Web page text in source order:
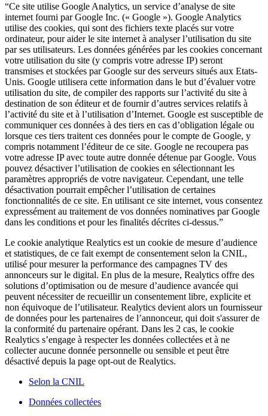
“Ce site utilise Google Analytics, un service d’analyse de site
internet fourni par Google Inc. (« Google »). Google Analytics
utilise des cookies, qui sont des fichiers texte placés sur votre
ordinateur, pour aider le site internet à analyser l’utilisation du site
par ses utilisateurs. Les données générées par les cookies concernant
votre utilisation du site (y compris votre adresse IP) seront
transmises et stockées par Google sur des serveurs situés aux Etats-
Unis. Google utilisera cette information dans le but d’évaluer votre
utilisation du site, de compiler des rapports sur l’activité du site à
destination de son éditeur et de fournir d’autres services relatifs à
l’activité du site et à l’utilisation d’Internet. Google est susceptible de
communiquer ces données à des tiers en cas d’obligation légale ou
lorsque ces tiers traitent ces données pour le compte de Google, y
compris notamment l’éditeur de ce site. Google ne recoupera pas
votre adresse IP avec toute autre donnée détenue par Google. Vous
pouvez désactiver l’utilisation de cookies en sélectionnant les
paramètres appropriés de votre navigateur. Cependant, une telle
désactivation pourrait empêcher l’utilisation de certaines
fonctionnalités de ce site. En utilisant ce site internet, vous consentez
expressément au traitement de vos données nominatives par Google
dans les conditions et pour les finalités décrites ci-dessus.”
Le cookie analytique Realytics est un cookie de mesure d’audience
et statistiques, de ce fait exempt de consentement selon la CNIL,
utilisé pour mesurer la performance des campagnes TV des
annonceurs sur le digital. En plus de la mesure, Realytics offre des
solutions d’optimisation ou de mesure d’audience avancée qui
peuvent nécessiter de recueillir un consentement libre, explicite et
non équivoque de l’utilisateur. Realytics devient alors un fournisseur
de données pour les partenaires de l’annonceur, qui doit s'assurer de
la conformité du partenaire opérant. Dans les 2 cas, le cookie
Realytics s’engage à respecter les données collectées et à ne
collecter aucune donnée personnelle ou sensible et peut être
désactivé depuis la page opt-out de Realytics.
Selon la CNIL
Données collectées